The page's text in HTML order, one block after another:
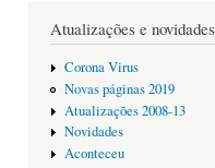
Atualizações e novidades
Corona Virus
Novas páginas 2019
Atualizações 2008-13
Novidades
Aconteceu